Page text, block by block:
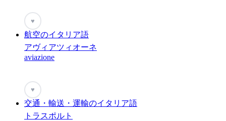
♥
航空のイタリア語
アヴィアツィオーネ
aviazione
♥
交通・輸送・運輸のイタリア語
トラスポルト